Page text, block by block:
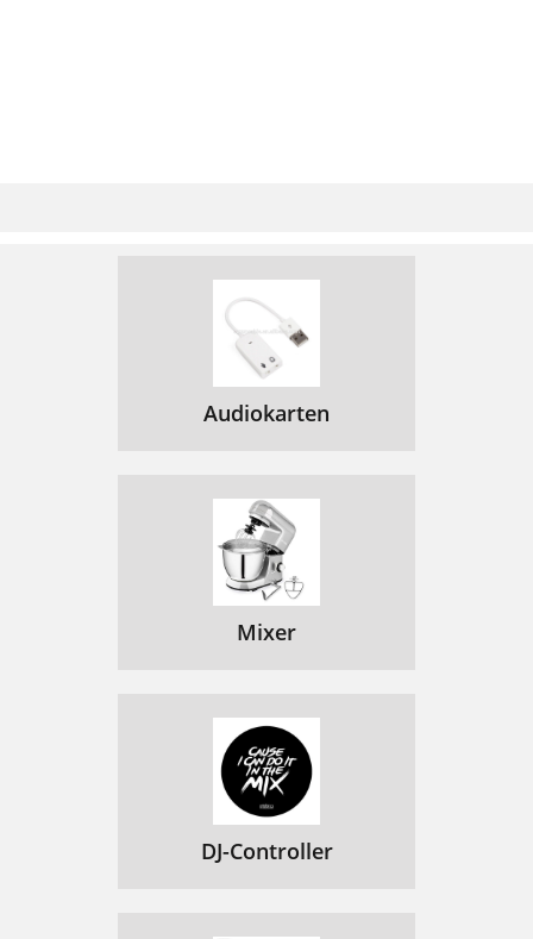
Audiokarten
Mixer
DJ-Controller